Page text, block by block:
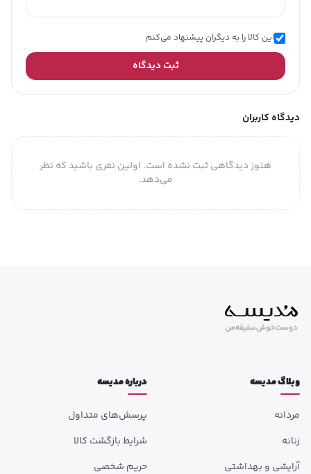
این کالا را به دیگران پیشنهاد می‌کنم
ثبت دیدگاه
دیدگاه کاربران
هنوز دیدگاهی ثبت نشده است. اولین نفری باشید که نظر
می‌دهد.
وبلاگ مدیسه
مردانه
زنانه
آرایشی و بهداشتی
درباره مدیسه
پرسش‌های متداول
شرایط بازگشت کالا
حریم شخصی